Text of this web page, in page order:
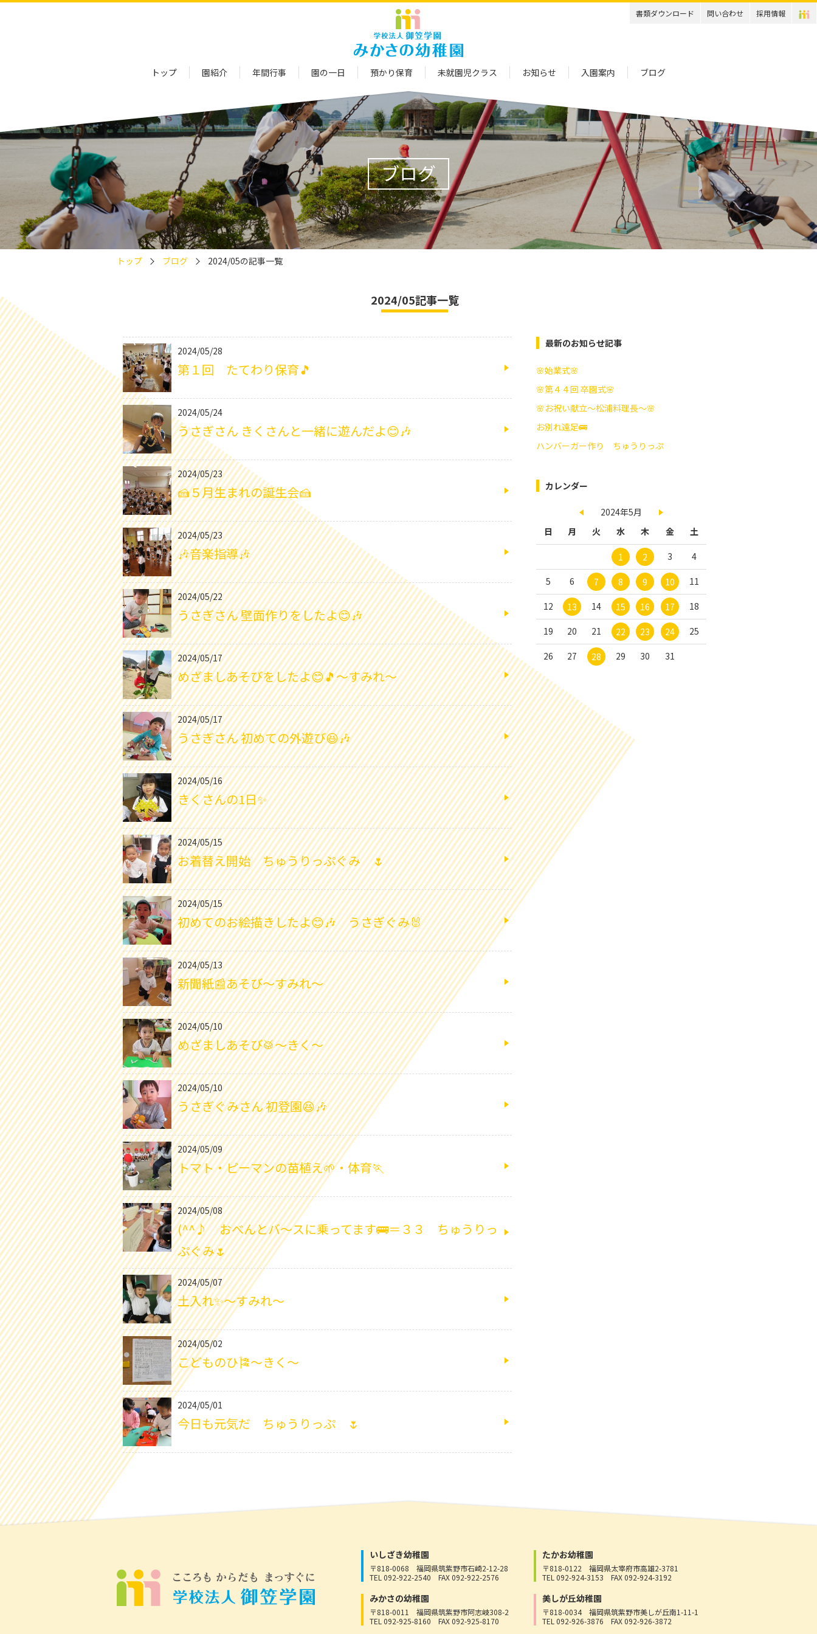
トップ 園紹介 年間行事 園の一日 預かり保育 未就園児クラス お知らせ 入園案内 ブログ
書類ダウンロード 問い合わせ 採用情報
ブログ
トップ ブログ 2024/05の記事一覧
2024/05記事一覧
2024/05/28
第１回 たてわり保育🎵
2024/05/24
うさぎさん きくさんと一緒に遊んだよ😊🎶
2024/05/23
🍰５月生まれの誕生会🍰
2024/05/23
🎶音楽指導🎶
2024/05/22
うさぎさん 壁面作りをしたよ😊🎶
2024/05/17
めざましあそびをしたよ😊🎵～すみれ～
2024/05/17
うさぎさん 初めての外遊び😆🎶
2024/05/16
きくさんの1日✨
2024/05/15
お着替え開始 ちゅうりっぷぐみ 🌷
2024/05/15
初めてのお絵描きしたよ😊🎶 うさぎぐみ🐰
2024/05/13
新聞紙📰あそび～すみれ～
2024/05/10
めざましあそび🥁～きく～
2024/05/10
うさぎぐみさん 初登園😆🎶
2024/05/09
トマト・ピーマンの苗植え🌱・体育🏃
2024/05/08
(^^♪ おべんとバ～スに乗ってます🚌＝３３ ちゅうりっ
ぷぐみ🌷
2024/05/07
土入れ✨～すみれ～
2024/05/02
こどものひ🎏～きく～
2024/05/01
今日も元気だ ちゅうりっぷ 🌷
最新のお知らせ記事
🌸始業式🌸
🌸第４４回 卒園式🌸
🌸お祝い献立～松浦料理長～🌸
お別れ遠足🚌
ハンバーガー作り ちゅうりっぷ
カレンダー
2024年5月
日
月 火 水 木 金 土
1 2 3 4
5 6 7 8 9 10 11
12 13 14 15 16 17 18
19 20 21 22 23 24 25
26 27 28 29 30 31
いしざき幼稚園
〒818-0068 福岡県筑紫野市石崎2-12-28
TEL 092-922-2540 FAX 092-922-2576
たかお幼稚園
〒818-0122 福岡県太宰府市高雄2-3781
TEL 092-924-3153 FAX 092-924-3192
みかさの幼稚園
〒818-0011 福岡県筑紫野市阿志岐308-2
TEL 092-925-8160 FAX 092-925-8170
美しが丘幼稚園
〒818-0034 福岡県筑紫野市美しが丘南1-11-1
TEL 092-926-3876 FAX 092-926-3872